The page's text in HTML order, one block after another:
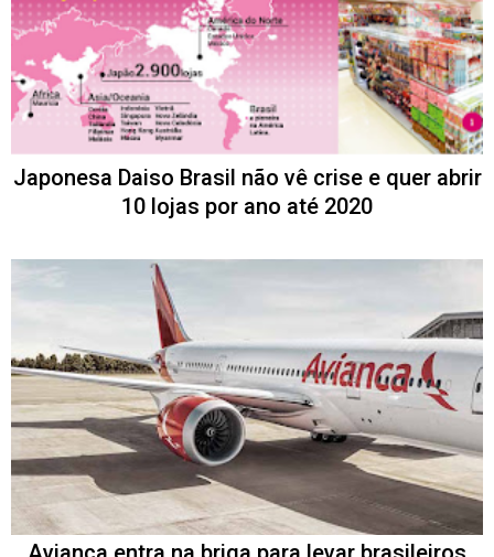
Japonesa Daiso Brasil não vê crise e quer abrir
10 lojas por ano até 2020